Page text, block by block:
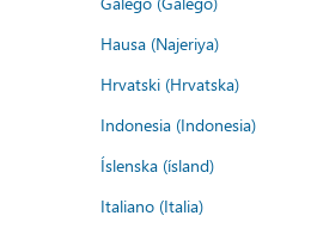
Hausa (Najeriya)
Hrvatski (Hrvatska)
Indonesia (Indonesia)
Íslenska (ísland)
Italiano (Italia)